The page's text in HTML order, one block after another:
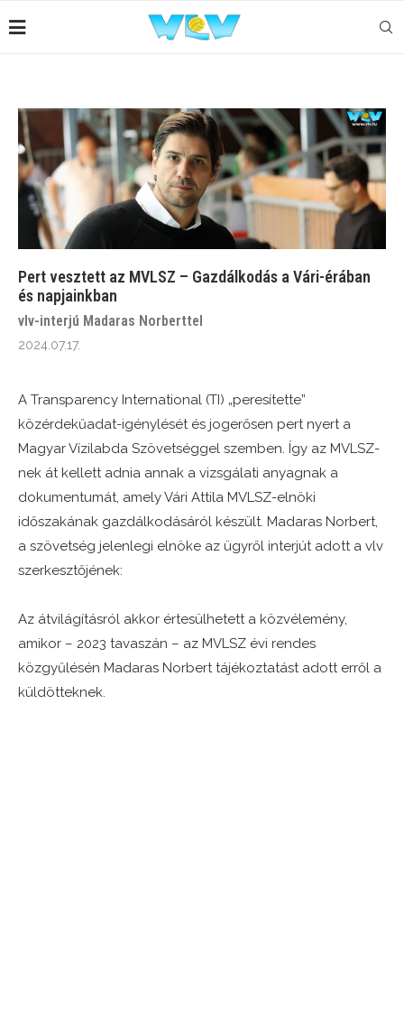
Pert vesztett az MVLSZ – Gazdálkodás a Vári-érában
és napjainkban
vlv-interjú Madaras Norberttel
2024.07.17.
A Transparency International (TI) „peresítette”
közérdekűadat-igénylését és jogerősen pert nyert a
Magyar Vízilabda Szövetséggel szemben. Így az MVLSZ-
nek át kellett adnia annak a vizsgálati anyagnak a
dokumentumát, amely Vári Attila MVLSZ-elnöki
időszakának gazdálkodásáról készült. Madaras Norbert,
a szövetség jelenlegi elnöke az ügyről interjút adott a vlv
szerkesztőjének:
Az átvilágításról akkor értesülhetett a közvélemény,
amikor – 2023 tavaszán – az MVLSZ évi rendes
közgyűlésén Madaras Norbert tájékoztatást adott erről a
küldötteknek.